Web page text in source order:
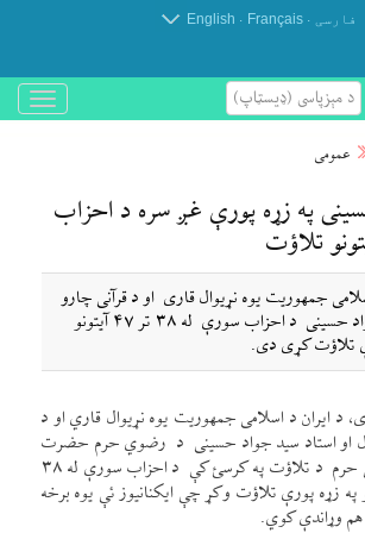
فارسی .
Français
.
English
د مېزپاسى (ډیسټاپ)
باز
و
عمومی
په زړه پورې غږ سره د احزاب
تلاؤت
جمهوریت یوه نړیوال قاری او د قرآنی چارو
تکړه فعالا سید جواد حسینی د احزاب سورې له ۳۸ تر ۴۷ آیتونو
تلاؤت کړی دی.
د ایران د اسلامی جمهوریت یوه نړیوال قاري او د
او استاد سید جواد حسینی د رضوي حرم حضرت
ثامن الائمه د مقدس حرم د تلاؤت په کرسئ کې د احزاب سورې له ۳۸
په زړه پورې تلاؤت وکړ چې ایکنانیوز ئې یوه برخه
وړاندې کوي.